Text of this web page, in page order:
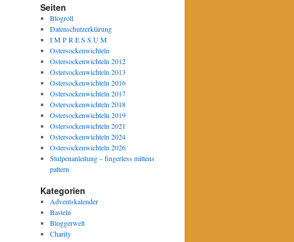
Seiten
Blogroll
Datenschutzerklärung
I M P R E S S U M
Ostersockenwichteln
Ostersockenwichteln 2012
Ostersockenwichteln 2013
Ostersockenwichteln 2016
Ostersockenwichteln 2017
Ostersockenwichteln 2018
Ostersockenwichteln 2019
Ostersockenwichteln 2021
Ostersockenwichteln 2024
Ostersockenwichteln 2026
Stulpenanleitung – fingerless mittens
pattern
Kategorien
Adventskalender
Basteln
Bloggerwelt
Charity